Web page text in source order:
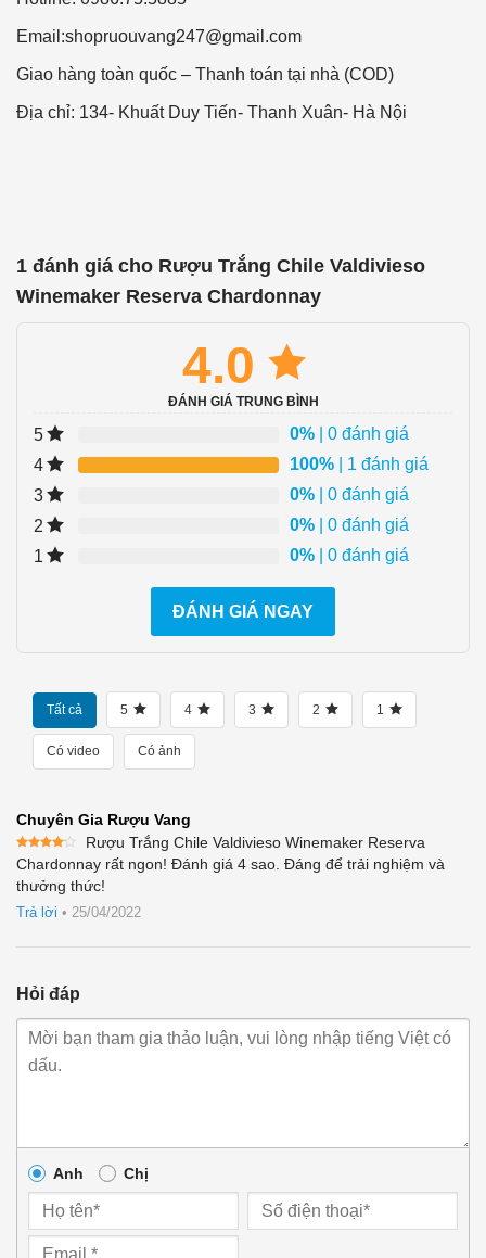
Email:shopruouvang247@gmail.com
Giao hàng toàn quốc – Thanh toán tại nhà (COD)
Địa chỉ: 134- Khuất Duy Tiến- Thanh Xuân- Hà Nội
1 đánh giá cho Rượu Trắng Chile Valdivieso
Winemaker Reserva Chardonnay
4.0
ĐÁNH GIÁ TRUNG BÌNH
5 0% | 0 đánh giá
4
100% | 1 đánh giá
3
0% | 0 đánh giá
2
0% | 0 đánh giá
1
0% | 0 đánh giá
ĐÁNH GIÁ NGAY
Tất cả 5 4 3 2 1
Có video Có ảnh
Chuyên Gia Rượu Vang
Được
xếp
hạng4
Rượu Trắng Chile Valdivieso Winemaker Reserva
Chardonnay rất ngon! Đánh giá 4 sao. Đáng để trải nghiệm và
thưởng thức!
Trả lời • 25/04/2022
Hỏi đáp
Anh Chị